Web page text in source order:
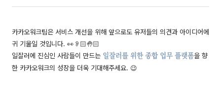
카카오워크팀은 서비스 개선을 위해 앞으로도 유저들의 의견과 아이디어에
귀 기울일 것입니다. 👀👂🏻🤚🏻
일잘러에 진심인 사람들이 만드는 일잘러를 위한 종합 업무 플랫폼을 향
한 카카오워크의 성장을 더욱 기대해주세요. 😉